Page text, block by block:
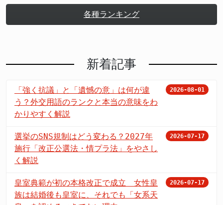
各種ランキング
新着記事
「強く抗議」と「遺憾の意」は何が違
う？外交用語のランクと本当の意味をわ
かりやすく解説
2026-08-01
選挙のSNS規制はどう変わる？2027年
施行「改正公選法・情プラ法」をやさし
く解説
2026-07-17
皇室典範が初の本格改正で成立 女性皇
族は結婚後も皇室に、それでも「女系天
2026-07-17